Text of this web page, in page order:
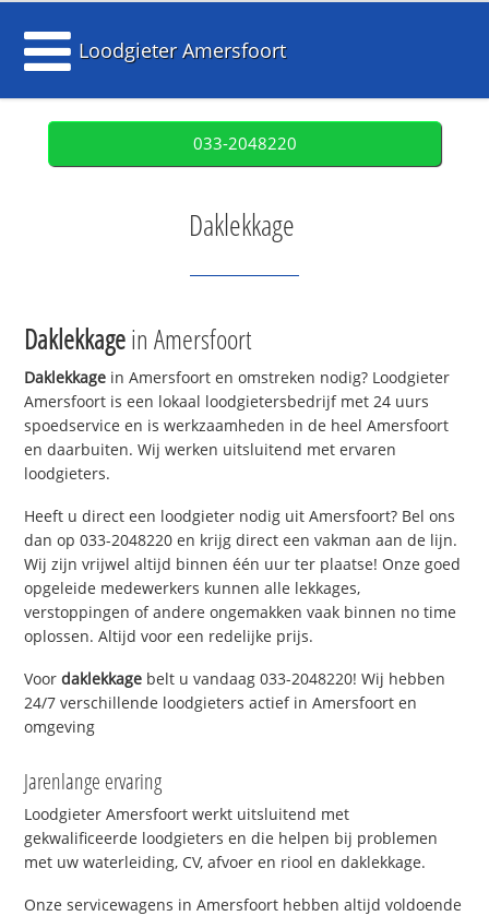
Loodgieter Amersfoort
033-2048220
Daklekkage
Daklekkagein Amersfoort
Daklekkage in Amersfoort en omstreken nodig? Loodgieter
Amersfoort is een lokaal loodgietersbedrijf met 24 uurs
spoedservice en is werkzaamheden in de heel Amersfoort
en daarbuiten. Wij werken uitsluitend met ervaren
loodgieters.
Heeft u direct een loodgieter nodig uit Amersfoort? Bel ons
dan op 033-2048220 en krijg direct een vakman aan de lijn.
Wij zijn vrijwel altijd binnen één uur ter plaatse! Onze goed
opgeleide medewerkers kunnen alle lekkages,
verstoppingen of andere ongemakken vaak binnen no time
oplossen. Altijd voor een redelijke prijs.
Voordaklekkage belt u vandaag 033-2048220! Wij hebben
24/7 verschillende loodgieters actief in Amersfoort en
omgeving
Jarenlange ervaring
Loodgieter Amersfoort werkt uitsluitend met
gekwalificeerde loodgieters en die helpen bij problemen
met uw waterleiding, CV, afvoer en riool en daklekkage.
Onze servicewagens in Amersfoort hebben altijd voldoende